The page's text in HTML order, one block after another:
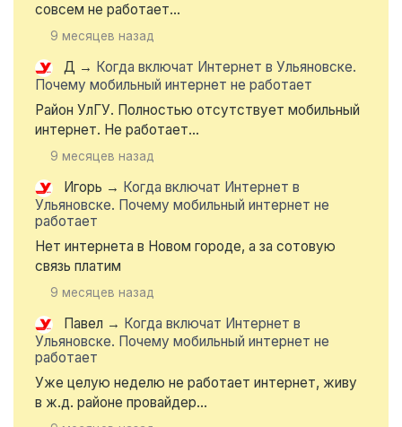
совсем не работает...
9 месяцев назад
Д → Когда включат Интернет в Ульяновске.
Почему мобильный интернет не работает
Район УлГУ. Полностью отсутствует мобильный
интернет. Не работает...
9 месяцев назад
Игорь → Когда включат Интернет в
Ульяновске. Почему мобильный интернет не
работает
Нет интернета в Новом городе, а за сотовую
связь платим
9 месяцев назад
Павел → Когда включат Интернет в
Ульяновске. Почему мобильный интернет не
работает
Уже целую неделю не работает интернет, живу
в ж.д. районе провайдер...